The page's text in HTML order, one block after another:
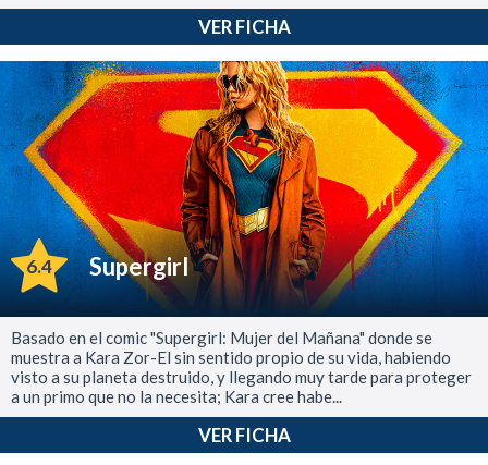
VER FICHA
6.4 Supergirl
Basado en el comic "Supergirl: Mujer del Mañana" donde se
muestra a Kara Zor-El sin sentido propio de su vida, habiendo
visto a su planeta destruido, y llegando muy tarde para proteger
a un primo que no la necesita; Kara cree habe...
VER FICHA